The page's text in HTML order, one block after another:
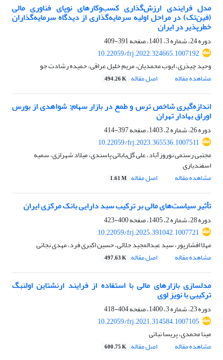
مدل فرایندی ارزش‌گذاری کسب‌وکارهای نوپای فناوری مالی
(فین‌تک) در مراحل اولیه سرمایه‌گذاری از دیدگاه سرمایه‌گذاران
خطرپذیر در ایران
دوره 24، شماره 3، 1401، صفحه
391-409
10.22059/frj.2022.324665.1007192
وحید چیذری، ایوب محمدیان، مریم خلیل عراقی، حمیده رشادت جو
مشاهده مقاله
اصل مقاله 494.26 K
اندازه‌گیری شاخص ترس و طمع در بازار سهام: شواهدی از بورس
اوراق بهادار تهران
دوره 26، شماره 2، 1403، صفحه
397-414
10.22059/frj.2023.365536.1007511
مجتبی رستمی نوروزآباد، علی گل‌بابائی پاسندی، میلاد شهرازی، سمیه
اسفندیاری
مشاهده مقاله
اصل مقاله 1.61 M
تأثیر سیاست‌‌های مالی بر ترکیب سبد دارایی بانک مرکزی ایران
دوره 28، شماره 2، 1405، صفحه
400-423
10.22059/frj.2025.391042.1007721
مهلا افشارپور، سید عبدالمجید جلائی، حسین اکبری فرد، مهدی نجاتی
مشاهده مقاله
اصل مقاله 497.63 K
مدل‎سازی بازارهای مالی با استفاده از فرایند ارنشتاین اولنبگ
ترکیبی با نویز لوی
دوره 23، شماره 3، 1400، صفحه
404-418
10.22059/frj.2021.314584.1007105
مینا محمدی، پریسا نباتی
مشاهده مقاله
اصل مقاله 600.75 K